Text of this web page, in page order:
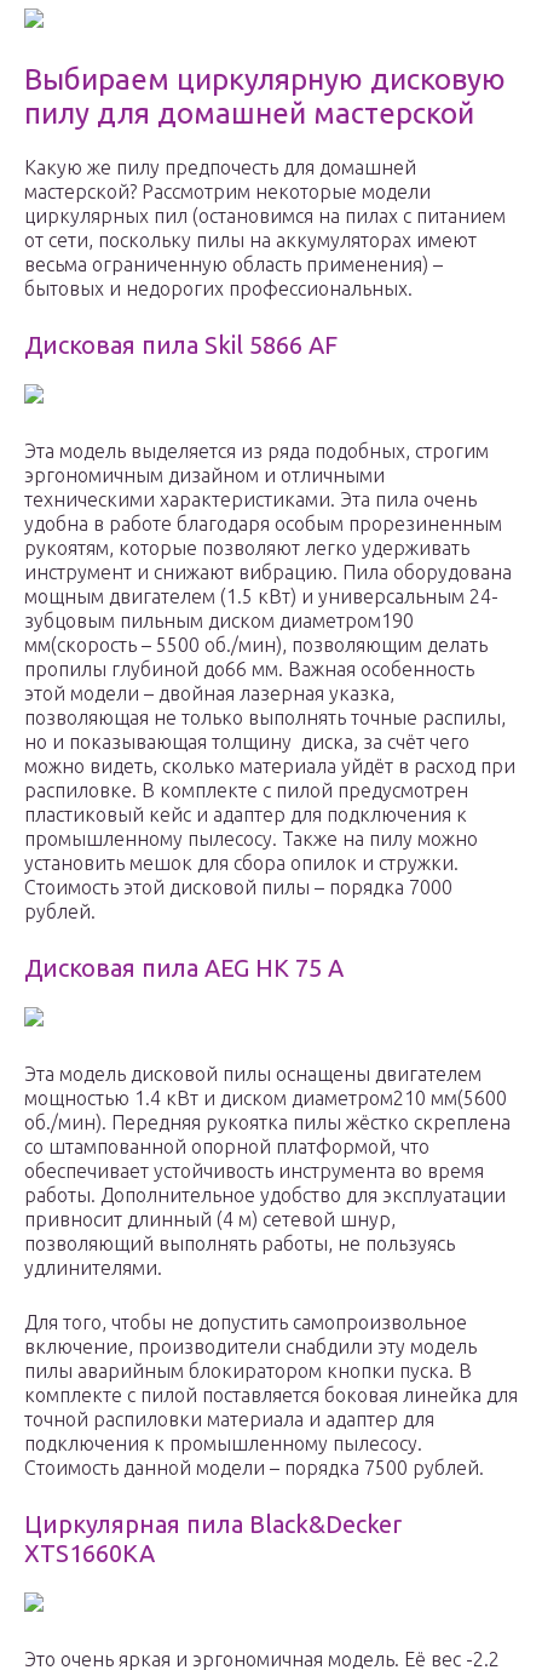
Выбираем циркулярную дисковую
пилу для домашней мастерской
Какую же пилу предпочесть для домашней
мастерской? Рассмотрим некоторые модели
циркулярных пил (остановимся на пилах с питанием
от сети, поскольку пилы на аккумуляторах имеют
весьма ограниченную область применения) –
бытовых и недорогих профессиональных.
Дисковая пила Skil 5866 AF
Эта модель выделяется из ряда подобных, строгим
эргономичным дизайном и отличными
техническими характеристиками. Эта пила очень
удобна в работе благодаря особым прорезиненным
рукоятям, которые позволяют легко удерживать
инструмент и снижают вибрацию. Пила оборудована
мощным двигателем (1.5 кВт) и универсальным 24-
зубцовым пильным диском диаметром190
мм(скорость – 5500 об./мин), позволяющим делать
пропилы глубиной до66 мм. Важная особенность
этой модели – двойная лазерная указка,
позволяющая не только выполнять точные распилы,
но и показывающая толщину диска, за счёт чего
можно видеть, сколько материала уйдёт в расход при
распиловке. В комплекте с пилой предусмотрен
пластиковый кейс и адаптер для подключения к
промышленному пылесосу. Также на пилу можно
установить мешок для сбора опилок и стружки.
Стоимость этой дисковой пилы – порядка 7000
рублей.
Дисковая пила AEG HK 75 A
Эта модель дисковой пилы оснащены двигателем
мощностью 1.4 кВт и диском диаметром210 мм(5600
об./мин). Передняя рукоятка пилы жёстко скреплена
со штампованной опорной платформой, что
обеспечивает устойчивость инструмента во время
работы. Дополнительное удобство для эксплуатации
привносит длинный (4 м) сетевой шнур,
позволяющий выполнять работы, не пользуясь
удлинителями.
Для того, чтобы не допустить самопроизвольное
включение, производители снабдили эту модель
пилы аварийным блокиратором кнопки пуска. В
комплекте с пилой поставляется боковая линейка для
точной распиловки материала и адаптер для
подключения к промышленному пылесосу.
Стоимость данной модели – порядка 7500 рублей.
Циркулярная пила Black&Decker
XTS1660KA
Это очень яркая и эргономичная модель. Её вес -2.2